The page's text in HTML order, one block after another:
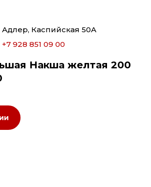
Адлер, Каспийская 50А
+7 928 851 09 00
Накша желтая 200